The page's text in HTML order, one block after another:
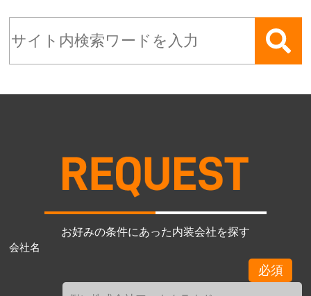
お好みの条件にあった内装会社を探す
会社名
必須